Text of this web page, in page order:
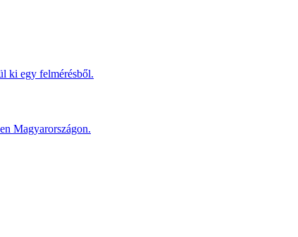
ki egy felmérésből.
Magyarországon.